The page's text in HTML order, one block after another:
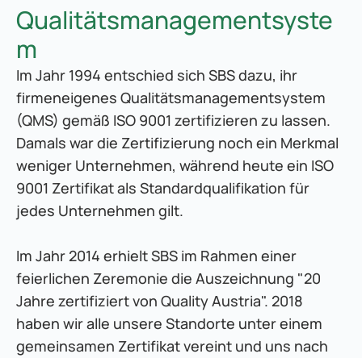
Qualitätsmanagementsyste
m
Im Jahr 1994 entschied sich SBS dazu, ihr
firmeneigenes Qualitätsmanagementsystem
(QMS) gemäß ISO 9001 zertifizieren zu lassen.
Damals war die Zertifizierung noch ein Merkmal
weniger Unternehmen, während heute ein ISO
9001 Zertifikat als Standardqualifikation für
jedes Unternehmen gilt.
Im Jahr 2014 erhielt SBS im Rahmen einer
feierlichen Zeremonie die Auszeichnung "20
Jahre zertifiziert von Quality Austria". 2018
haben wir alle unsere Standorte unter einem
gemeinsamen Zertifikat vereint und uns nach